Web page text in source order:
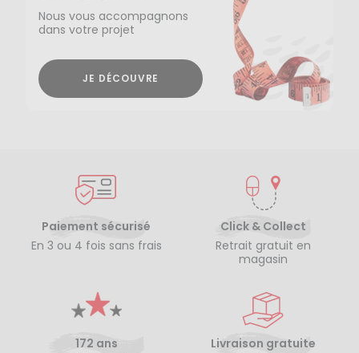
Nous vous accompagnons
dans votre projet
JE DÉCOUVRE
Paiement sécurisé
En 3 ou 4 fois sans frais
Click & Collect
Retrait gratuit en
magasin
172 ans
Livraison gratuite